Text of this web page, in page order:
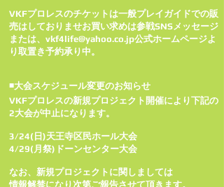
VKFプロレスのチケットは一般プレイガイドでの販
売はしておりませお買い求めは参戦SNSメッセージ
または、vkf4life@yahoo.co.jp公式ホームページよ
り取置き予約承り中。
◾大会スケジュール変更のお知らせ
VKFプロレスの新規プロジェクト開催により下記の
2大会が中止になります。
3/24(日)天王寺区民ホール大会
4/29(月祭)ドーンセンター大会
なお、新規プロジェクトに関しましては
情報解禁になり次第ご報告させて頂きます。